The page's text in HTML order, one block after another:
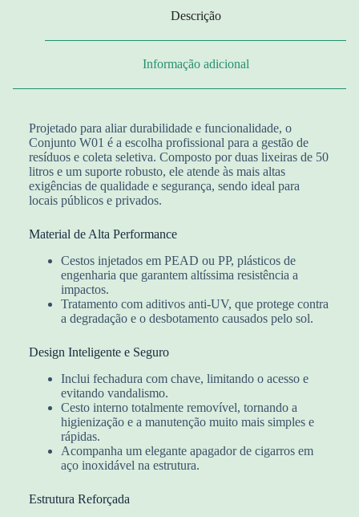
Descrição
Informação adicional
Projetado para aliar durabilidade e funcionalidade, o
Conjunto W01 é a escolha profissional para a gestão de
resíduos e coleta seletiva. Composto por duas lixeiras de 50
litros e um suporte robusto, ele atende às mais altas
exigências de qualidade e segurança, sendo ideal para
locais públicos e privados.
Material de Alta Performance
Cestos injetados em PEAD ou PP, plásticos de
engenharia que garantem altíssima resistência a
impactos.
Tratamento com aditivos anti-UV, que protege contra
a degradação e o desbotamento causados pelo sol.
Design Inteligente e Seguro
Inclui fechadura com chave, limitando o acesso e
evitando vandalismo.
Cesto interno totalmente removível, tornando a
higienização e a manutenção muito mais simples e
rápidas.
Acompanha um elegante apagador de cigarros em
aço inoxidável na estrutura.
Estrutura Reforçada